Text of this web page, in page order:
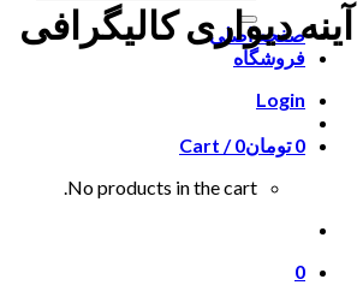
صفحه اصلی
فروشگاه
Login
Cart /
تومان0
0
No products in the cart.
0
آینه دیواری کالیگرافی